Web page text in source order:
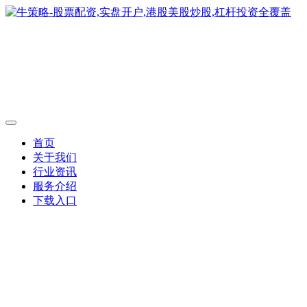
首页
关于我们
行业资讯
服务介绍
下载入口